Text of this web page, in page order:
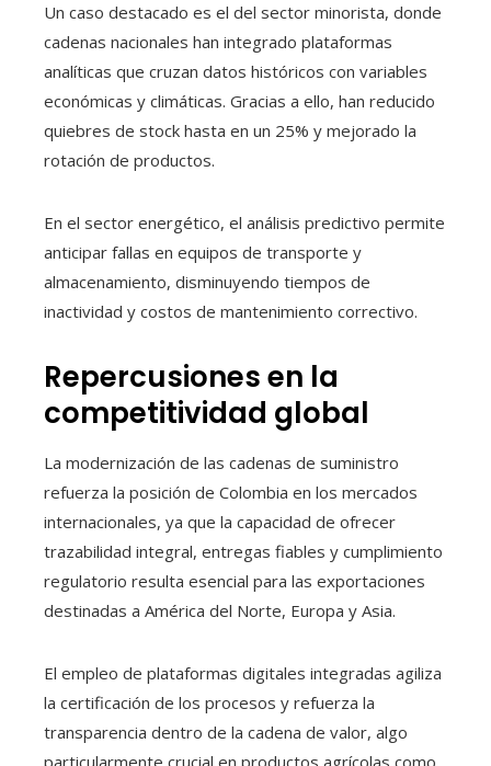
Un caso destacado es el del sector minorista, donde
cadenas nacionales han integrado plataformas
analíticas que cruzan datos históricos con variables
económicas y climáticas. Gracias a ello, han reducido
quiebres de stock hasta en un 25% y mejorado la
rotación de productos.
En el sector energético, el análisis predictivo permite
anticipar fallas en equipos de transporte y
almacenamiento, disminuyendo tiempos de
inactividad y costos de mantenimiento correctivo.
Repercusiones en la
competitividad global
La modernización de las cadenas de suministro
refuerza la posición de Colombia en los mercados
internacionales, ya que la capacidad de ofrecer
trazabilidad integral, entregas fiables y cumplimiento
regulatorio resulta esencial para las exportaciones
destinadas a América del Norte, Europa y Asia.
El empleo de plataformas digitales integradas agiliza
la certificación de los procesos y refuerza la
transparencia dentro de la cadena de valor, algo